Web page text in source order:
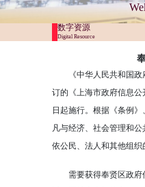
数字资源
Digital Resource
地方文献
《中华人民共和国政
订的《上海市政府信息公
日起施行。根据《条例
凡与经济、社会管理和
依公民、法人和其他组织
需要获得奉贤区政府